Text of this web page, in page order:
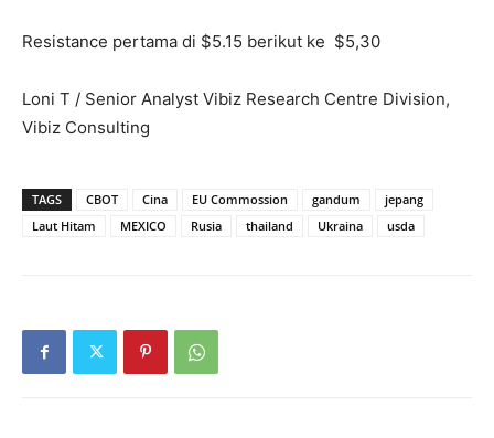
Resistance pertama di $5.15 berikut ke $5,30
Loni T / Senior Analyst Vibiz Research Centre Division,
Vibiz Consulting
TAGS CBOT Cina EU Commossion gandum
jepang
Laut Hitam
MEXICO Rusia thailand Ukraina usda